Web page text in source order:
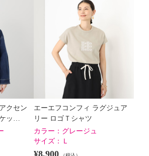
クセン
ケッ…
エーエフコンフィ ラグジュア
リー ロゴＴシャツ
カラー： グレージュ
サイズ：
Ｌ